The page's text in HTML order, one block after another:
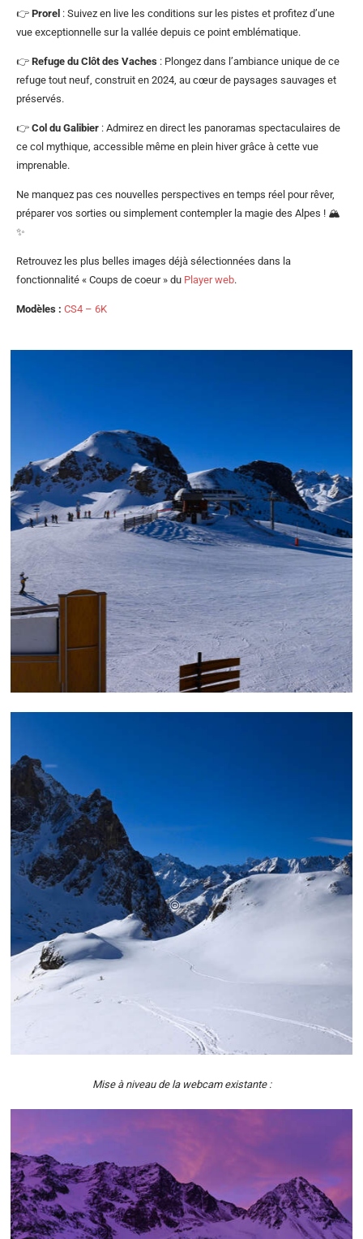
👉 Prorel : Suivez en live les conditions sur les pistes et profitez d’une
vue exceptionnelle sur la vallée depuis ce point emblématique.
👉 Refuge du Clôt des Vaches: Plongez dans l’ambiance unique de ce
refuge tout neuf, construit en 2024, au cœur de paysages sauvages et
préservés.
👉 Col du Galibier: Admirez en direct les panoramas spectaculaires de
ce col mythique, accessible même en plein hiver grâce à cette vue
imprenable.
Ne manquez pas ces nouvelles perspectives en temps réel pour rêver,
préparer vos sorties ou simplement contempler la magie des Alpes ! 🏔️
✨
Retrouvez les plus belles images déjà sélectionnées dans la
fonctionnalité « Coups de coeur » du Player web.
Modèles : CS4 – 6K
Mise à niveau de la webcam existante :